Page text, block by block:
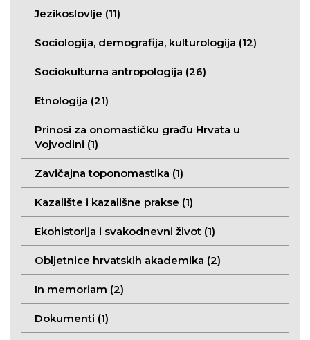
Jezikoslovlje (11)
Sociologija, demografija, kulturologija (12)
Sociokulturna antropologija (26)
Etnologija (21)
Prinosi za onomastičku građu Hrvata u
Vojvodini (1)
Zavičajna toponomastika (1)
Kazalište i kazališne prakse (1)
Ekohistorija i svakodnevni život (1)
Obljetnice hrvatskih akademika (2)
In memoriam (2)
Dokumenti (1)